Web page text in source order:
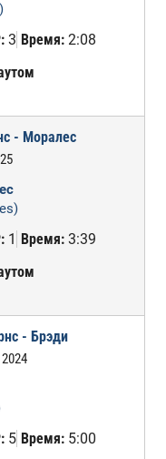
3 Время:2:08
- Моралес
1 Время:3:39
- Брэди
5 Время:5:00